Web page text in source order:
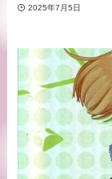
2025年7月5日